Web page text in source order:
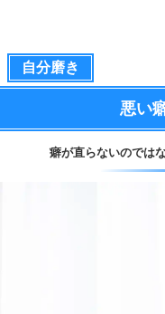
自分磨き
悪い
癖が直らないのではな